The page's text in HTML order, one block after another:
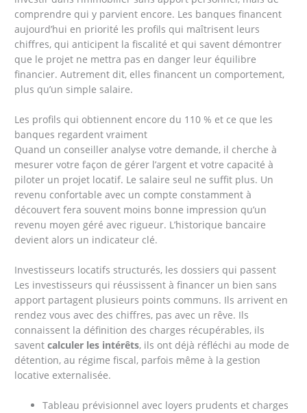
comprendre qui y parvient encore. Les banques financent
aujourd’hui en priorité les profils qui maîtrisent leurs
chiffres, qui anticipent la fiscalité et qui savent démontrer
que le projet ne mettra pas en danger leur équilibre
financier. Autrement dit, elles financent un comportement,
plus qu’un simple salaire.
Les profils qui obtiennent encore du 110 % et ce que les
banques regardent vraiment
Quand un conseiller analyse votre demande, il cherche à
mesurer votre façon de gérer l’argent et votre capacité à
piloter un projet locatif. Le salaire seul ne suffit plus. Un
revenu confortable avec un compte constamment à
découvert fera souvent moins bonne impression qu’un
revenu moyen géré avec rigueur. L’historique bancaire
devient alors un indicateur clé.
Investisseurs locatifs structurés, les dossiers qui passent
Les investisseurs qui réussissent à financer un bien sans
apport partagent plusieurs points communs. Ils arrivent en
rendez vous avec des chiffres, pas avec un rêve. Ils
connaissent la définition des charges récupérables, ils
saventcalculer les intérêts, ils ont déjà réfléchi au mode de
détention, au régime fiscal, parfois même à la gestion
locative externalisée.
Tableau prévisionnel avec loyers prudents et charges